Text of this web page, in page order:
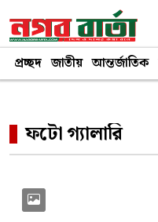
প্রচ্ছদ জাতীয় আন্তর্জাতিক
ফটো গ্যালারি